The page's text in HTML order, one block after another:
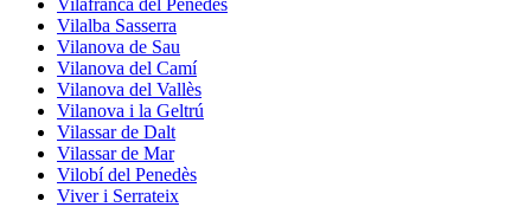
Vilalba Sasserra
Vilanova de Sau
Vilanova del Camí
Vilanova del Vallès
Vilanova i la Geltrú
Vilassar de Dalt
Vilassar de Mar
Vilobí del Penedès
Viver i Serrateix